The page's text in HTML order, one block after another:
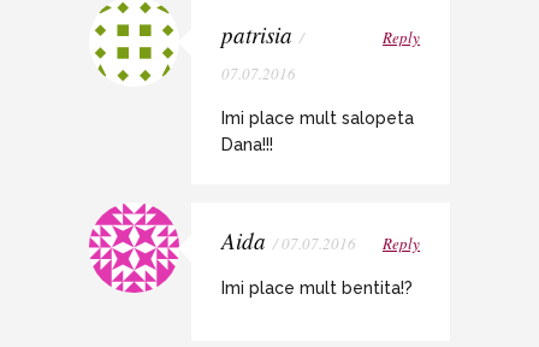
patrisia /
07.07.2016
Reply
Imi place mult salopeta
Dana!!!
Aida / 07.07.2016 Reply
Imi place mult bentita!?